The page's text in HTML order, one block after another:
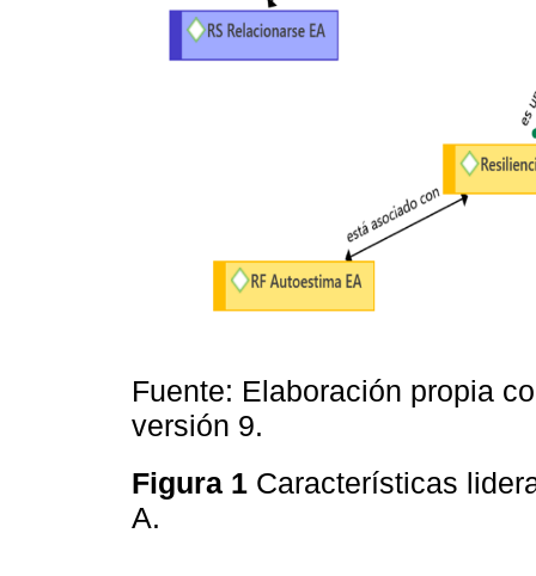
Fuente: Elaboración propia
versión 9.
Figura 1 Características
A.